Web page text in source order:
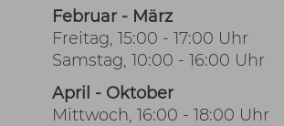
Februar - März
Freitag, 15:00 - 17:00 Uhr
Samstag, 10:00 - 16:00 Uhr
April - Oktober
Mittwoch, 16:00 - 18:00 Uhr